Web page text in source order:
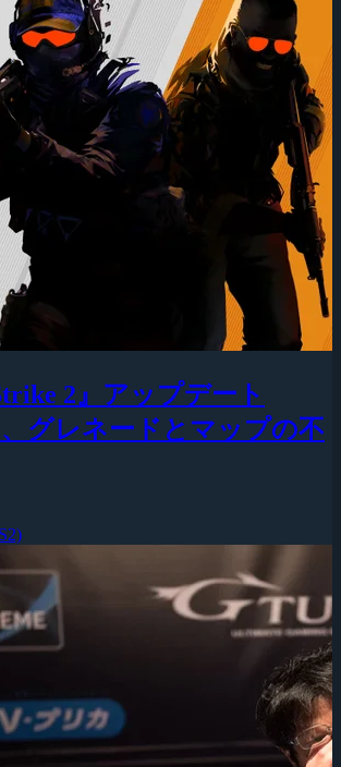
2』アップデート
、グレネードとマップの不